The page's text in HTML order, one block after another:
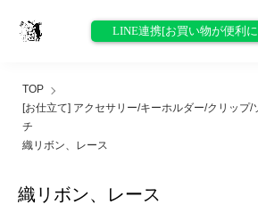
LINE連携[お買い物が便利
TOP
[お仕立て] アクセサリー/キーホルダー/クリップ/
チ
織リボン、レース
織リボン、レース